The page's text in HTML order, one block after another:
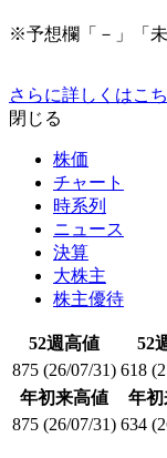
※予想欄「－」「
さらに詳しくはこ
閉じる
株価
チャート
時系列
ニュース
決算
大株主
株主優待
52週高値
52
875 (26/07/31) 618
年初来高値
年
875 (26/07/31) 634